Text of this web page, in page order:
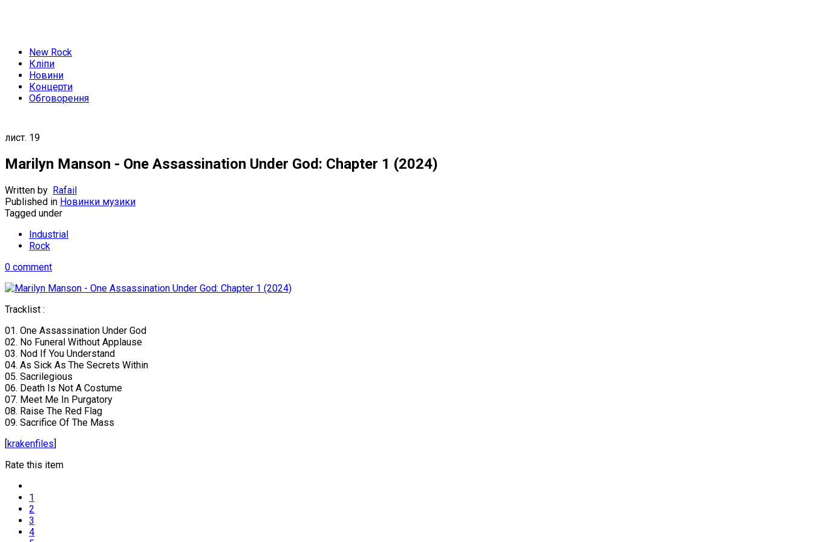
New Rock
Кліпи
Новини
Концерти
Обговорення
лист. 19
Marilyn Manson - One Assassination Under God: Chapter 1 (2024)
Written by Rafail
Published in Новинки музики
Tagged under
Industrial
Rock
0 comment
Tracklist :
01. One Assassination Under God
02. No Funeral Without Applause
03. Nod If You Understand
04. As Sick As The Secrets Within
05. Sacrilegious
06. Death Is Not A Costume
07. Meet Me In Purgatory
08. Raise The Red Flag
09. Sacrifice Of The Mass
[krakenfiles]
Rate this item
1
2
3
4